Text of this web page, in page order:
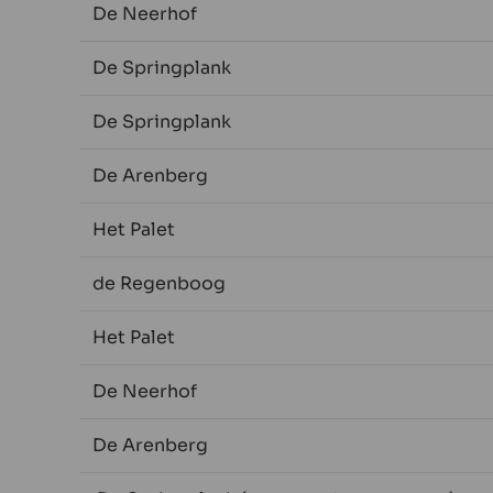
De Neerhof
De Springplank
De Springplank
De Arenberg
Het Palet
de Regenboog
Het Palet
De Neerhof
De Arenberg